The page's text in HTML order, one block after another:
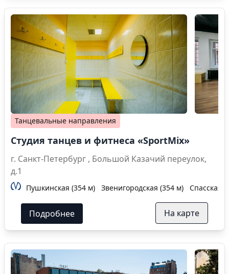
Танцевальные направления
Студия танцев и фитнеса «SportMix»
г. Санкт-Петербург , Большой Казачий переулок,
д.1
Пушкинская (354 м) Звенигородская (354 м) Спасская
Подробнее На карте